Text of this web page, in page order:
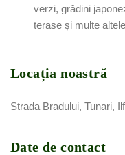
verzi, grădini
terase și multe
Locația noastră
Strada Bradului, Tunari,
Date de contact